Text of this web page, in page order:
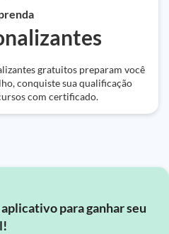
gratuitos preparam você
conquiste sua qualificação
com certificado.
para ganhar seu